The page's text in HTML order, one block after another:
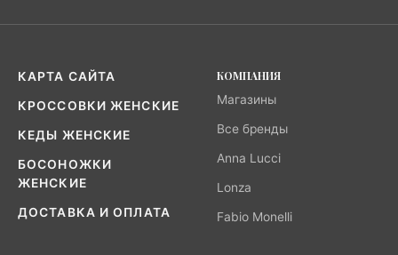
КАРТА САЙТА
КРОССОВКИ ЖЕНСКИЕ
КЕДЫ ЖЕНСКИЕ
БОСОНОЖКИ
ЖЕНСКИЕ
ДОСТАВКА И ОПЛАТА
КОМПАНИЯ
Магазины
Все бренды
Anna Lucci
Lonza
Fabio Monelli